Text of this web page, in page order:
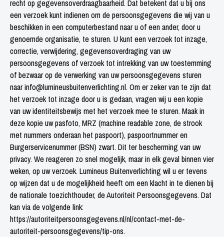
recht op gegevensoverdraagbaarheid. Dat betekent dat u bij ons
een verzoek kunt indienen om de persoonsgegevens die wij van u
beschikken in een computerbestand naar u of een ander, door u
genoemde organisatie, te sturen. U kunt een verzoek tot inzage,
correctie, verwijdering, gegevensoverdraging van uw
persoonsgegevens of verzoek tot intrekking van uw toestemming
of bezwaar op de verwerking van uw persoonsgegevens sturen
naar info@lumineusbuitenverlichting.nl. Om er zeker van te zijn dat
het verzoek tot inzage door u is gedaan, vragen wij u een kopie
van uw identiteitsbewijs met het verzoek mee te sturen. Maak in
deze kopie uw pasfoto, MRZ (machine readable zone, de strook
met nummers onderaan het paspoort), paspoortnummer en
Burgerservicenummer (BSN) zwart. Dit ter bescherming van uw
privacy. We reageren zo snel mogelijk, maar in elk geval binnen vier
weken, op uw verzoek. Lumineus Buitenverlichting wil u er tevens
op wijzen dat u de mogelijkheid heeft om een klacht in te dienen bij
de nationale toezichthouder, de Autoriteit Persoonsgegevens. Dat
kan via de volgende link:
https://autoriteitpersoonsgegevens.nl/nl/contact-met-de-
autoriteit-persoonsgegevens/tip-ons.